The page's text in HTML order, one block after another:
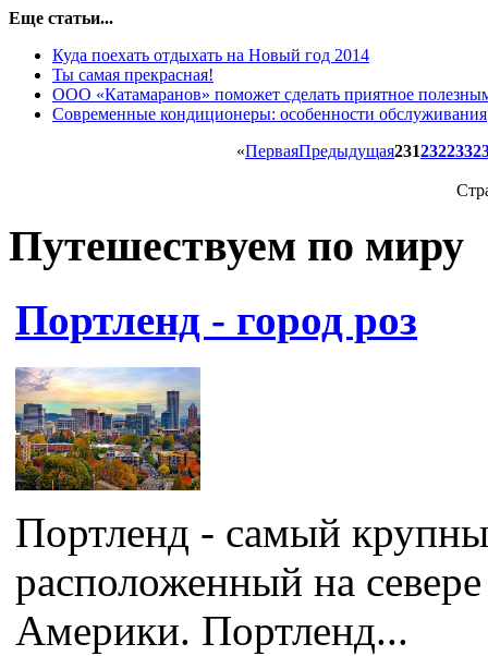
Еще статьи...
Куда поехать отдыхать на Новый год 2014
Ты самая прекрасная!
ООО «Катамаранов» поможет сделать приятное
Современные кондиционеры: особенности обслуживания
«ПерваяПредыдущая231232233
Путешествуем по миру
Портленд - город роз
Портленд - самый
расположенный на
Америки. Портленд...